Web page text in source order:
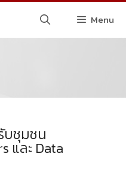
Menu
บชุมชน
และ Data